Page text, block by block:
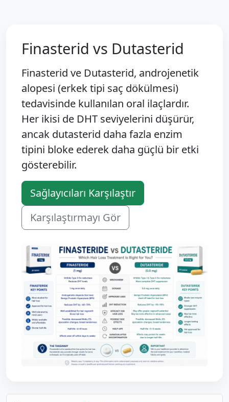
Finasterid vs Dutasterid
Finasterid ve Dutasterid, androjenetik
alopesi (erkek tipi saç dökülmesi)
tedavisinde kullanılan oral ilaçlardır.
Her ikisi de DHT seviyelerini düşürür,
ancak dutasterid daha fazla enzim
tipini bloke ederek daha güçlü bir etki
gösterebilir.
Sağlayıcıları Karşılaştır
Karşılaştırmayı Gör